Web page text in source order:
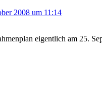
2008 um 11:14
eigentlich am 25.